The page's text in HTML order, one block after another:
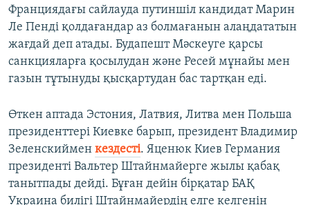
Франциядағы сайлауда путиншіл кандидат Марин
Ле Пенді қолдағандар аз болмағанын алаңдататын
жағдай деп атады. Будапешт Мәскеуге қарсы
санкцияларға қосылудан және Ресей мұнайы мен
газын тұтынуды қысқартудан бас тартқан еді.
Өткен аптада Эстония, Латвия, Литва мен Польша
президенттері Киевке барып, президент Владимир
Зеленскиймен кездесті. Яценюк Киев Германия
президенті Вальтер Штайнмайерге жылы қабақ
танытпады дейді. Бұған дейін бірқатар БАҚ
Украина билігі Штайнмайердің елге келгенін